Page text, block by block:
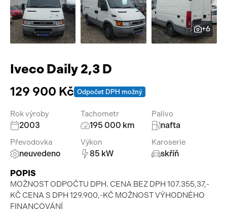
Pracovní stroje
Náhradní díly
Auto a život
Videa
+6
Iveco Daily 2,3 D
129 900 Kč Odpočet DPH možný
Rok výroby
2003
Tachometr
195 000 km
Palivo
nafta
Převodovka
neuvedeno
Výkon
85 kW
Karoserie
skříň
POPIS
MOŽNOST ODPOČTU DPH. CENA BEZ DPH 107.355,37,-
KČ CENA S DPH 129.900,-KČ MOŽNOST VÝHODNÉHO
FINANCOVÁNÍ